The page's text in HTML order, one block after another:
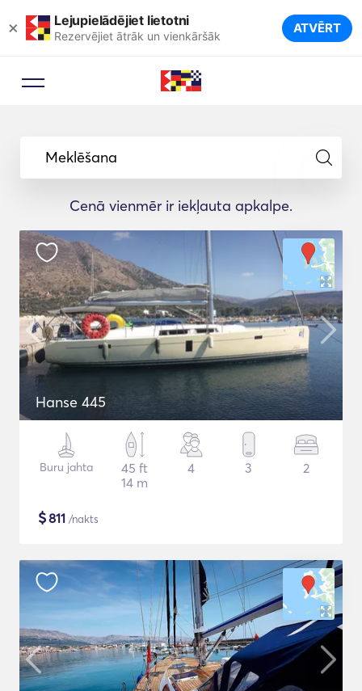
× Lejupielādējiet lietotni
Rezervējiet ātrāk un vienkāršāk ATVĒRT
Meklēšana
Cenā vienmēr ir iekļauta apkalpe.
Hanse 445
Buru jahta
45 ft
14 m
4 3 2
$811 /nakts